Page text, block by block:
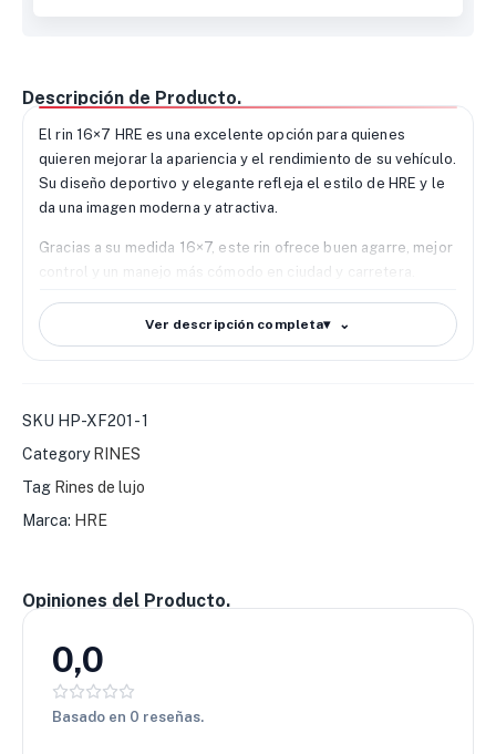
Descripción de Producto.
El rin 16×7 HRE es una excelente opción para quienes
quieren mejorar la apariencia y el rendimiento de su vehículo.
Su diseño deportivo y elegante refleja el estilo de HRE y le
da una imagen moderna y atractiva.
Gracias a su medida 16×7, este rin ofrece buen agarre, mejor
control y un manejo más cómodo en ciudad y carretera.
respuesta en el uso diario.
Está hecho con materiales de alta calidad, por lo que ofrece
(ET) y centro (CB), lo que facilita su montaje en varios
vehículos. Es una gran opción para quienes buscan
Ver descripción completa▾
SKU HP-XF201 - 1
Category RINES
Tag Rines de lujo
Marca: HRE
Opiniones del Producto.
0,0
Basado en 0 reseñas.